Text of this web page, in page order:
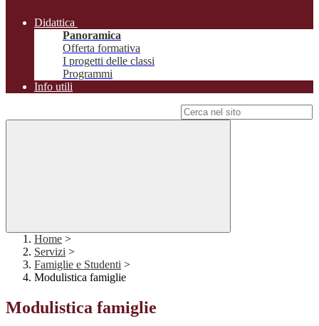
Didattica
Panoramica
Offerta formativa
I progetti delle classi
Programmi
Info utili
Home >
Servizi >
Famiglie e Studenti >
Modulistica famiglie
Modulistica famiglie